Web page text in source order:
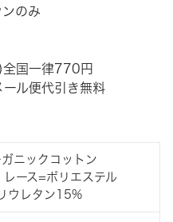
のみ
全国一律770円
ル便代引き無料
ニックコットン
ス=ポリエステル
ウレタン15%